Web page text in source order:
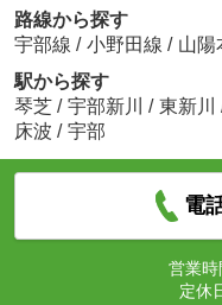
路線から探す
宇部線 / 小野田線 / 山陽
駅から探す
琴芝 / 宇部新川 / 東新川
床波 / 宇部
電
営業時
定休